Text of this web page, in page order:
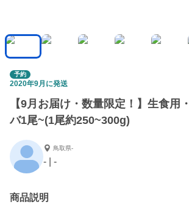
予約
2020年9月に発送
【9月お届け・数量限定！】生食用
バ1尾~(1尾約250~300g)
鳥取県-
- | -
商品説明